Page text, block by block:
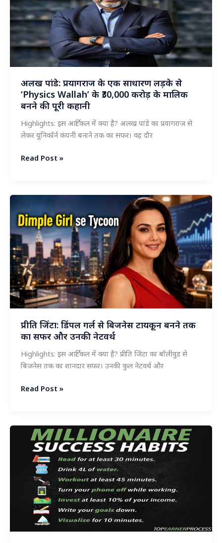
भूखे
रहे
20
किलो
वजन
घटाने
पूरा
सच
अलख पांडे: प्रयागराज के एक साधारण लड़के से
‘Physics Wallah’ के ₹30,000 करोड़ के मालिक
बनने की पूरी कहानी
Highlights: इस आर्टिकल में क्या है? अलख पांडे का प्रयागराज से
लेकर यूनिकॉर्न कंपनी बनाने तक का सफर। वह दौर
अलख
के
साधारण
लड़के
से
‘Physics
Wallah’
के
₹30,000
करोड़
मालिक
बनने
पूरी
कहानी
Read Post »
प्रीति जिंटा: डिंपल गर्ल से बिजनेस टायकून बनने तक
का सफर और उनकी नेटवर्थ
Highlights: इस आर्टिकल में क्या है? प्रीति जिंटा का बॉलीवुड से
बिजनेस तक का शानदार सफर। उनकी कुल नेटवर्थ और
प्रीति
गर्ल
बिजनेस
टायकून
सफर
उनकी
Read Post »